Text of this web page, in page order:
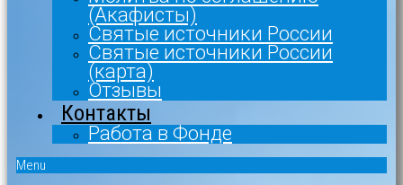
(Акафисты)
Святые источники России
Святые источники России
(карта)
Отзывы
Контакты
Работа в Фонде
Menu